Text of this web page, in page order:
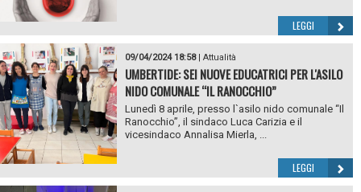
LEGGI
09/04/2024 18:58| Attualità
UMBERTIDE: SEI NUOVE EDUCATRICI PER L'ASILO
NIDO COMUNALE “IL RANOCCHIO”
Lunedì 8 aprile, presso l`asilo nido comunale “Il
Ranocchio”, il sindaco Luca Carizia e il
vicesindaco Annalisa Mierla, ...
LEGGI